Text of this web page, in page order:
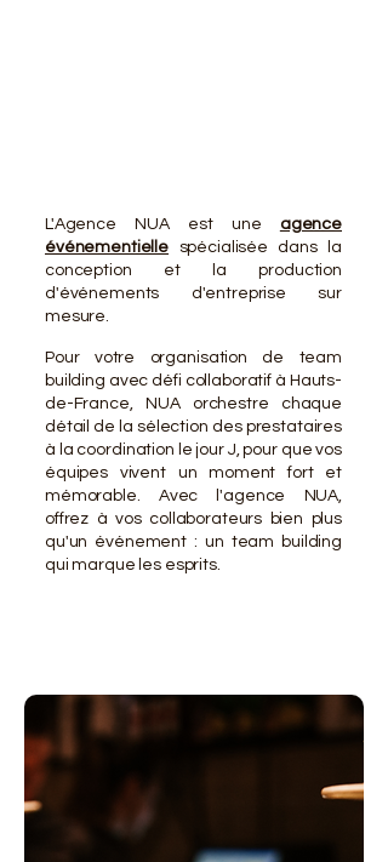
L'Agence NUA est une agence
événementielle
spécialisée dans la
conception et la production
d'événements d'entreprise sur
mesure.
Pour votre organisation de team
building avec défi collaboratif à Hauts-
de-France, NUA orchestre chaque
détail de la sélection des prestataires
à la coordination le jour J, pour que vos
équipes vivent un moment fort et
mémorable. Avec l'agence NUA,
offrez à vos collaborateurs bien plus
qu'un événement : un team building
qui marque les esprits.